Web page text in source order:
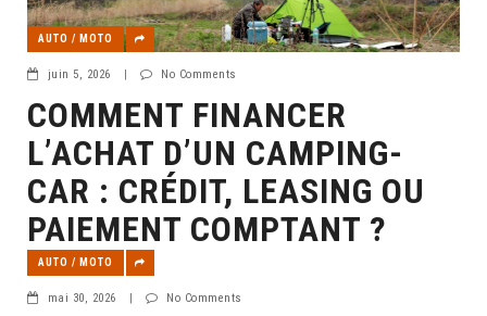
AUTO / MOTO
juin 5, 2026 | No Comments
COMMENT FINANCER
L’ACHAT D’UN CAMPING-
CAR : CRÉDIT, LEASING OU
PAIEMENT COMPTANT ?
AUTO / MOTO
mai 30, 2026 | No Comments